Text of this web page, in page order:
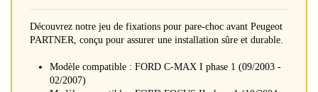
Découvrez notre jeu de fixations pour pare-choc avant Peugeot
PARTNER, conçu pour assurer une installation sûre et durable.
Modèle compatible : FORD C-MAX I phase 1 (09/2003 -
02/2007)